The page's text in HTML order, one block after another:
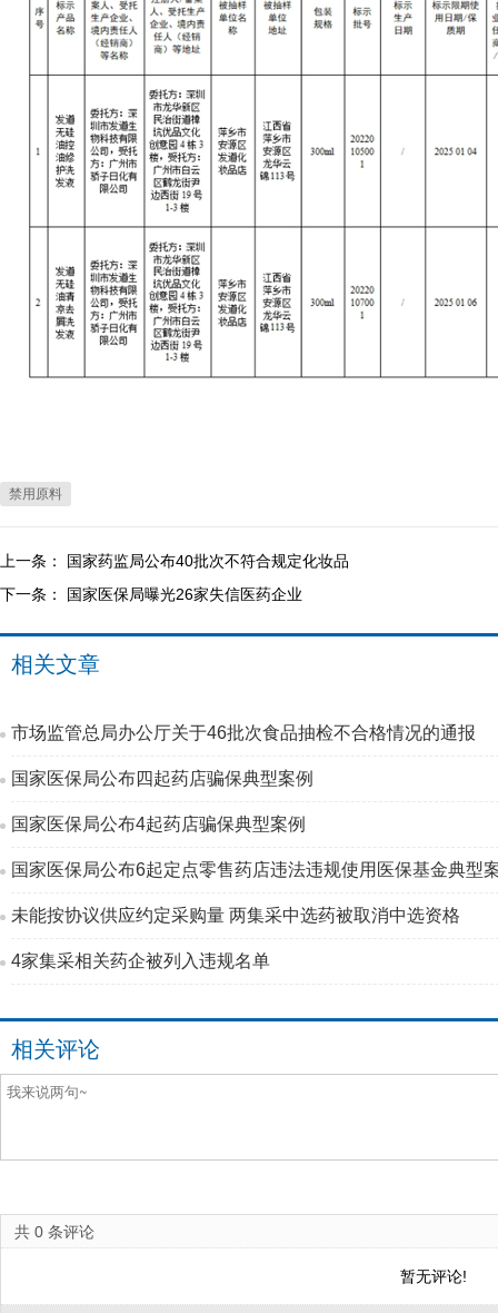
禁用原料
上一条： 国家药监局公布40批次不符合规定化妆品
下一条： 国家医保局曝光26家失信医药企业
相关文章
市场监管总局办公厅关于46批次食品抽检不合格情况的通报
国家医保局公布四起药店骗保典型案例
国家医保局公布4起药店骗保典型案例
国家医保局公布6起定点零售药店违法违规使用医保基金典型
未能按协议供应约定采购量 两集采中选药被取消中选资格
4家集采相关药企被列入违规名单
相关评论
共 0 条评论
暂无评论!